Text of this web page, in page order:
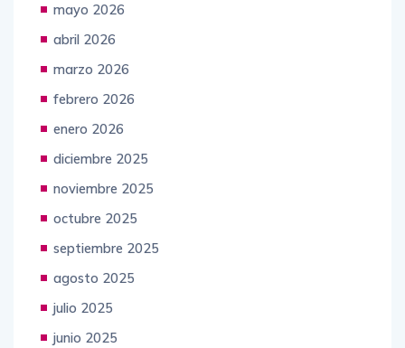
mayo 2026
abril 2026
marzo 2026
febrero 2026
enero 2026
diciembre 2025
noviembre 2025
octubre 2025
septiembre 2025
agosto 2025
julio 2025
junio 2025